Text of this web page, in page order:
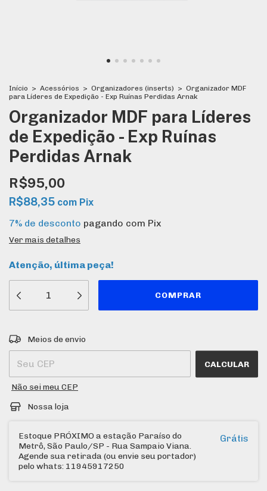
Início > Acessórios > Organizadores (inserts) > Organizador MDF
para Líderes de Expedição - Exp Ruínas Perdidas Arnak
Organizador MDF para Líderes
de Expedição - Exp Ruínas
Perdidas Arnak
R$95,00
R$88,35 com Pix
7% de desconto pagando com Pix
Ver mais detalhes
Atenção, última peça!
Entregas para o CEP:
Meios de envio
CALCULAR
Não sei meu CEP
Nossa loja
Estoque PRÓXIMO a estação Paraíso do
Metrô, São Paulo/SP - Rua Sampaio Viana.
Agende sua retirada (ou envie seu portador)
pelo whats: 11945917250
Grátis